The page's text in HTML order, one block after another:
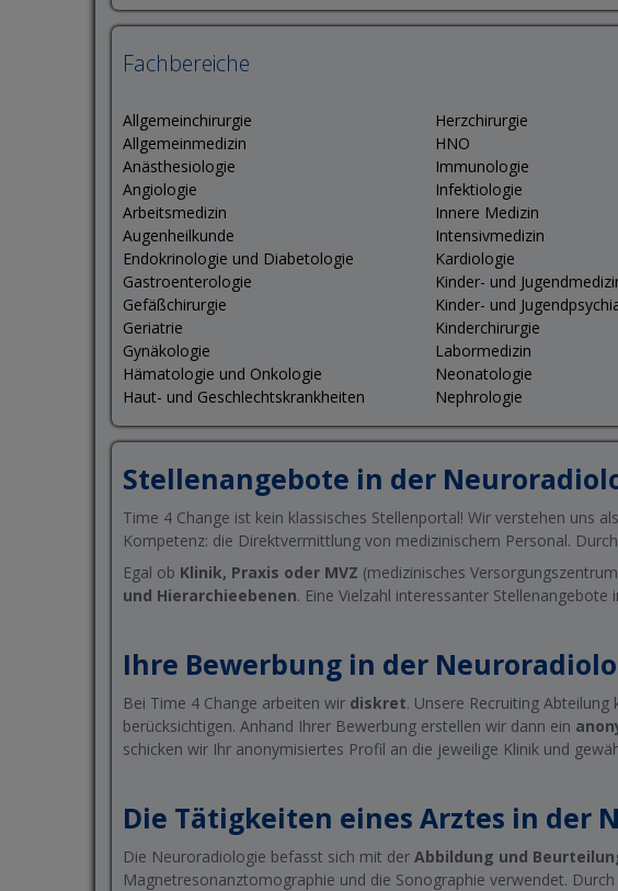
Fachbereiche
Allgemeinchirurgie
Allgemeinmedizin
Anästhesiologie
Angiologie
Arbeitsmedizin
Augenheilkunde
Endokrinologie und Diabetologie
Gastroenterologie
Gefäßchirurgie
Geriatrie
Gynäkologie
Hämatologie und Onkologie
Haut- und Geschlechtskrankheiten
Herzchirurgie
HNO
Immunologie
Infektiologie
Innere Medizin
Intensivmedizin
Kardiologie
Kinder- und
Kinder- und
Kinderchirurgie
Labormedizin
Neonatologie
Nephrologie
Stellenangebote in der
Time 4 Change ist kein klassisches Stellenportal! Wir verstehen uns als
Kompetenz: die Direktvermittlung von medizinischem Personal.
Egal ob Klinik, Praxis oder MVZ (medizinisches
und Hierarchieebenen. Eine Vielzahl interessanter
Ihre Bewerbung in der
Bei Time 4 Change arbeiten wir diskret. Unsere Recruiting
berücksichtigen. Anhand Ihrer Bewerbung erstellen wir dann ein
schicken wir Ihr anonymisiertes Profil an die jeweilige Klinik und
Die Tätigkeiten eines Arztes in der
Die Neuroradiologie befasst sich mit der Abbildung und
Magnetresonanztomographie und die Sonographie verwendet.